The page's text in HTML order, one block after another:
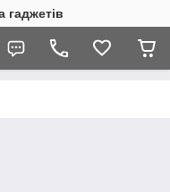
гаджетів